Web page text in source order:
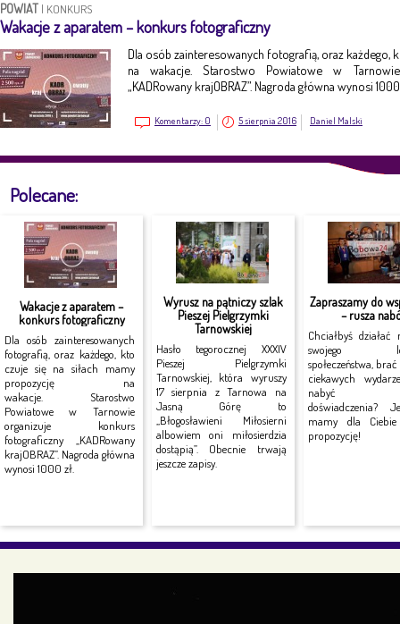
POWIAT | KONKURS
Wakacje z aparatem – konkurs fotograficzny
Dla osób zainteresowanych fotografią, oraz każdego,
na wakacje. Starostwo Powiatowe w
„KADRowany krajOBRAZ”. Nagroda główna wynosi 1000
Komentarzy: 0 5 sierpnia 2016 Daniel Malski
Polecane:
Wakacje z aparatem –
konkurs fotograficzny
Dla osób zainteresowanych
fotografią, oraz każdego, kto
czuje się na siłach mamy
propozycję na
wakacje. Starostwo
Powiatowe w Tarnowie
organizuje konkurs
fotograficzny „KADRowany
krajOBRAZ”. Nagroda główna
wynosi 1000 zł.
Wyrusz na pątniczy szlak
Pieszej Pielgrzymki
Tarnowskiej
Hasło tegorocznej XXXIV
Pieszej Pielgrzymki
Tarnowskiej, która wyruszy
17 sierpnia z Tarnowa na
Jasną Górę to
„Błogosławieni Miłosierni
albowiem oni miłosierdzia
dostąpią”. Obecnie trwają
jeszcze zapisy.
Zapraszamy do
– rusza
Chciałbyś działać
swojego
społeczeństwa,
ciekawych
nabyć
doświadczenia?
mamy dla Ciebie
propozycję!